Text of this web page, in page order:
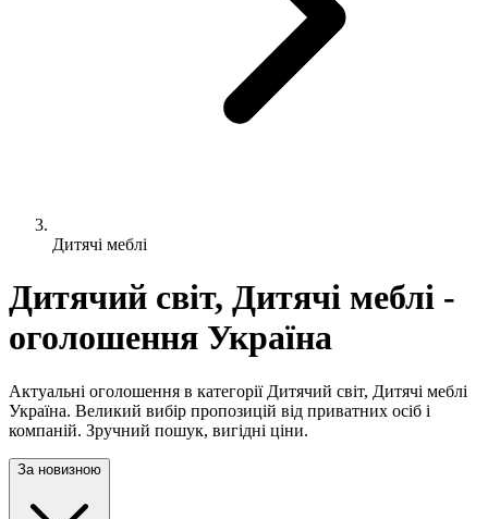
Дитячі меблі
Дитячий світ, Дитячі меблі -
оголошення Україна
Актуальні оголошення в категорії Дитячий світ, Дитячі меблі
Україна. Великий вибір пропозицій від приватних осіб і
компаній. Зручний пошук, вигідні ціни.
За новизною